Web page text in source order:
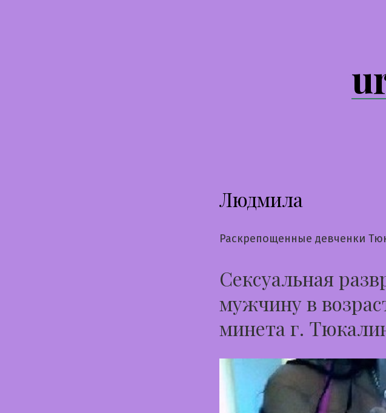
Людмила
Раскрепощенные девченки
Сексуальная
мужчину в
минета г.